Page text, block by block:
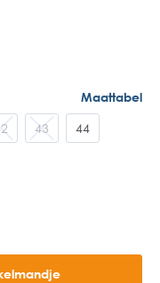
Maattabel
43 44